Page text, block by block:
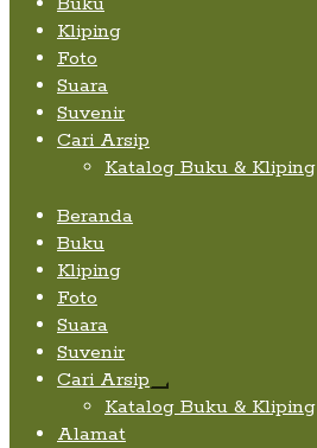
Kliping
Foto
Suara
Suvenir
Cari Arsip
Katalog Buku & Kliping
Beranda
Buku
Kliping
Foto
Suara
Suvenir
Cari Arsip
Expand
child
Katalog Buku & Kliping
Alamat